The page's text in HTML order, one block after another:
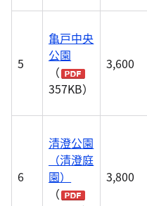
5
亀戸中央
公園
（
357KB）
3,600
6
清澄公園
（清澄庭
園）
（
3,800